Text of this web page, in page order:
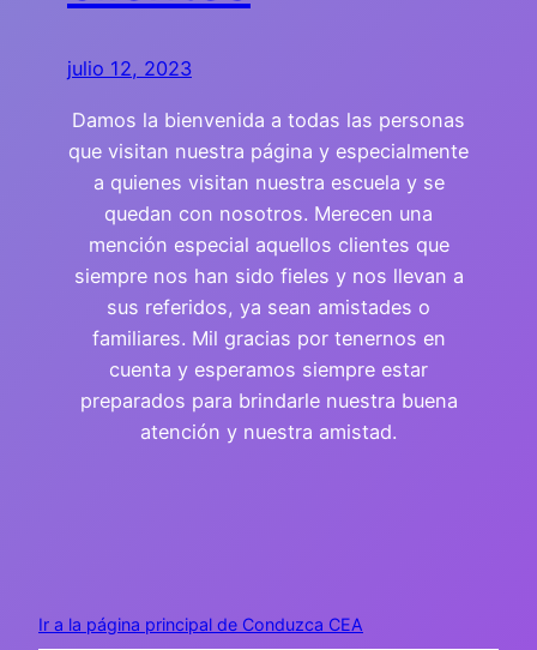
julio 12, 2023
Damos la bienvenida a todas las personas
que visitan nuestra página y especialmente
a quienes visitan nuestra escuela y se
quedan con nosotros. Merecen una
mención especial aquellos clientes que
siempre nos han sido fieles y nos llevan a
sus referidos, ya sean amistades o
familiares. Mil gracias por tenernos en
cuenta y esperamos siempre estar
preparados para brindarle nuestra buena
atención y nuestra amistad.
Ir a la página principal de Conduzca CEA